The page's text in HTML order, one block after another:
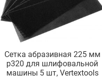
Сетка абразивная 225 мм
р320 для шлифовальной
машины 5 шт, Vertextools